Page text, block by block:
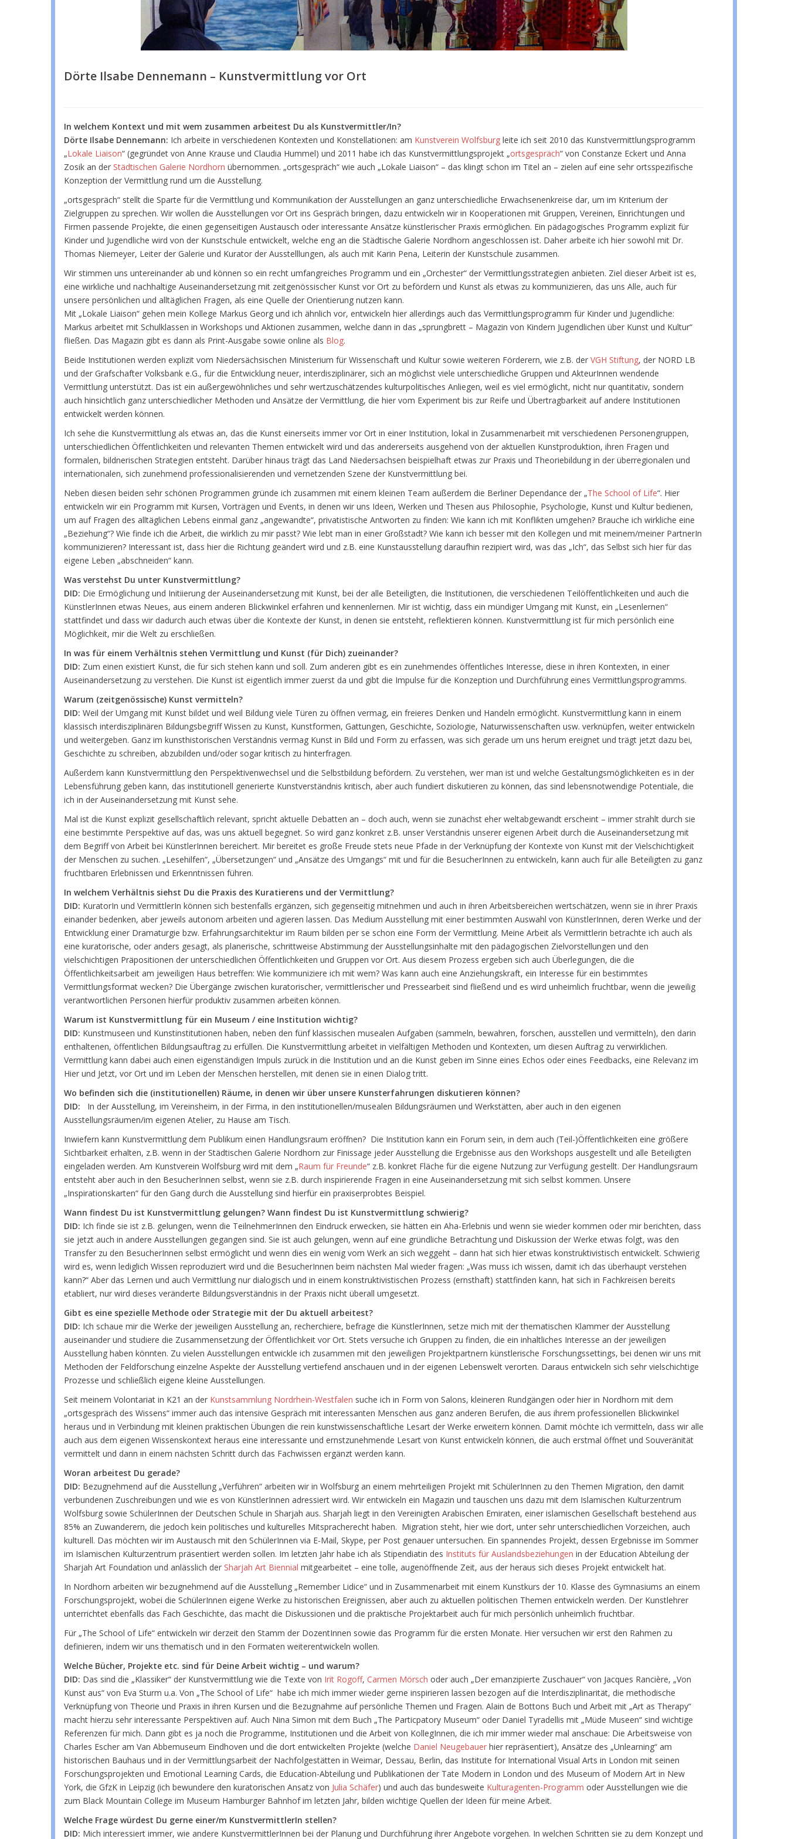
Dörte Ilsabe Dennemann – Kunstvermittlung vor Ort
In welchem Kontext und mit wem zusammen arbeitest Du als Kunstvermittler/In?
Dörte Ilsabe Dennemann: Ich arbeite in verschiedenen Kontexten und Konstellationen: am Kunstverein Wolfsburg leite ich seit 2010 das Kunstvermittlungsprogramm
„Lokale Liaison“ (gegründet von Anne Krause und Claudia Hummel) und 2011 habe ich das Kunstvermittlungsprojekt „ortsgespräch“ von Constanze Eckert und Anna
Zosik an der Städtischen Galerie Nordhorn übernommen. „ortsgespräch“ wie auch „Lokale Liaison“ – das klingt schon im Titel an – zielen auf eine sehr ortsspezifische
Konzeption der Vermittlung rund um die Ausstellung.
„ortsgespräch“ stellt die Sparte für die Vermittlung und Kommunikation der Ausstellungen an ganz unterschiedliche Erwachsenenkreise dar, um im Kriterium der
Zielgruppen zu sprechen. Wir wollen die Ausstellungen vor Ort ins Gespräch bringen, dazu entwickeln wir in Kooperationen mit Gruppen, Vereinen, Einrichtungen und
Firmen passende Projekte, die einen gegenseitigen Austausch oder interessante Ansätze künstlerischer Praxis ermöglichen. Ein pädagogisches Programm explizit für
Kinder und Jugendliche wird von der Kunstschule entwickelt, welche eng an die Städtische Galerie Nordhorn angeschlossen ist. Daher arbeite ich hier sowohl mit Dr.
Thomas Niemeyer, Leiter der Galerie und Kurator der Ausstelllungen, als auch mit Karin Pena, Leiterin der Kunstschule zusammen.
Wir stimmen uns untereinander ab und können so ein recht umfangreiches Programm und ein „Orchester“ der Vermittlungsstrategien anbieten. Ziel dieser Arbeit ist es,
eine wirkliche und nachhaltige Auseinandersetzung mit zeitgenössischer Kunst vor Ort zu befördern und Kunst als etwas zu kommunizieren, das uns Alle, auch für
unsere persönlichen und alltäglichen Fragen, als eine Quelle der Orientierung nutzen kann.
Mit „Lokale Liaison“ gehen mein Kollege Markus Georg und ich ähnlich vor, entwickeln hier allerdings auch das Vermittlungsprogramm für Kinder und Jugendliche:
Markus arbeitet mit Schulklassen in Workshops und Aktionen zusammen, welche dann in das „sprungbrett – Magazin von Kindern Jugendlichen über Kunst und Kultur“
fließen. Das Magazin gibt es dann als Print-Ausgabe sowie online als Blog.
Beide Institutionen werden explizit vom Niedersächsischen Ministerium für Wissenschaft und Kultur sowie weiteren Förderern, wie z.B. der VGH Stiftung, der NORD LB
und der Grafschafter Volksbank e.G., für die Entwicklung neuer, interdisziplinärer, sich an möglichst viele unterschiedliche Gruppen und AkteurInnen wendende
Vermittlung unterstützt. Das ist ein außergewöhnliches und sehr wertzuschätzendes kulturpolitisches Anliegen, weil es viel ermöglicht, nicht nur quantitativ, sondern
auch hinsichtlich ganz unterschiedlicher Methoden und Ansätze der Vermittlung, die hier vom Experiment bis zur Reife und Übertragbarkeit auf andere Institutionen
entwickelt werden können.
Ich sehe die Kunstvermittlung als etwas an, das die Kunst einerseits immer vor Ort in einer Institution, lokal in Zusammenarbeit mit verschiedenen Personengruppen,
unterschiedlichen Öffentlichkeiten und relevanten Themen entwickelt wird und das andererseits ausgehend von der aktuellen Kunstproduktion, ihren Fragen und
formalen, bildnerischen Strategien entsteht. Darüber hinaus trägt das Land Niedersachsen beispielhaft etwas zur Praxis und Theoriebildung in der überregionalen und
internationalen, sich zunehmend professionalisierenden und vernetzenden Szene der Kunstvermittlung bei.
Neben diesen beiden sehr schönen Programmen gründe ich zusammen mit einem kleinen Team außerdem die Berliner Dependance der „The School of Life“. Hier
entwickeln wir ein Programm mit Kursen, Vorträgen und Events, in denen wir uns Ideen, Werken und Thesen aus Philosophie, Psychologie, Kunst und Kultur bedienen,
um auf Fragen des alltäglichen Lebens einmal ganz „angewandte“, privatistische Antworten zu finden: Wie kann ich mit Konflikten umgehen? Brauche ich wirkliche eine
„Beziehung“? Wie finde ich die Arbeit, die wirklich zu mir passt? Wie lebt man in einer Großstadt? Wie kann ich besser mit den Kollegen und mit meinem/meiner PartnerIn
kommunizieren? Interessant ist, dass hier die Richtung geändert wird und z.B. eine Kunstausstellung daraufhin rezipiert wird, was das „Ich“, das Selbst sich hier für das
eigene Leben „abschneiden“ kann.
Was verstehst Du unter Kunstvermittlung?
DID: Die Ermöglichung und Initiierung der Auseinandersetzung mit Kunst, bei der alle Beteiligten, die Institutionen, die verschiedenen Teilöffentlichkeiten und auch die
KünstlerInnen etwas Neues, aus einem anderen Blickwinkel erfahren und kennenlernen. Mir ist wichtig, dass ein mündiger Umgang mit Kunst, ein „Lesenlernen“
stattfindet und dass wir dadurch auch etwas über die Kontexte der Kunst, in denen sie entsteht, reflektieren können. Kunstvermittlung ist für mich persönlich eine
Möglichkeit, mir die Welt zu erschließen.
In was für einem Verhältnis stehen Vermittlung und Kunst (für Dich) zueinander?
DID: Zum einen existiert Kunst, die für sich stehen kann und soll. Zum anderen gibt es ein zunehmendes öffentliches Interesse, diese in ihren Kontexten, in einer
Auseinandersetzung zu verstehen. Die Kunst ist eigentlich immer zuerst da und gibt die Impulse für die Konzeption und Durchführung eines Vermittlungsprogramms.
Warum (zeitgenössische) Kunst vermitteln?
DID: Weil der Umgang mit Kunst bildet und weil Bildung viele Türen zu öffnen vermag, ein freieres Denken und Handeln ermöglicht. Kunstvermittlung kann in einem
klassisch interdisziplinären Bildungsbegriff Wissen zu Kunst, Kunstformen, Gattungen, Geschichte, Soziologie, Naturwissenschaften usw. verknüpfen, weiter entwickeln
und weitergeben. Ganz im kunsthistorischen Verständnis vermag Kunst in Bild und Form zu erfassen, was sich gerade um uns herum ereignet und trägt jetzt dazu bei,
Geschichte zu schreiben, abzubilden und/oder sogar kritisch zu hinterfragen.
Außerdem kann Kunstvermittlung den Perspektivenwechsel und die Selbstbildung befördern. Zu verstehen, wer man ist und welche Gestaltungsmöglichkeiten es in der
Lebensführung geben kann, das institutionell generierte Kunstverständnis kritisch, aber auch fundiert diskutieren zu können, das sind lebensnotwendige Potentiale, die
ich in der Auseinandersetzung mit Kunst sehe.
Mal ist die Kunst explizit gesellschaftlich relevant, spricht aktuelle Debatten an – doch auch, wenn sie zunächst eher weltabgewandt erscheint – immer strahlt durch sie
eine bestimmte Perspektive auf das, was uns aktuell begegnet. So wird ganz konkret z.B. unser Verständnis unserer eigenen Arbeit durch die Auseinandersetzung mit
dem Begriff von Arbeit bei KünstlerInnen bereichert. Mir bereitet es große Freude stets neue Pfade in der Verknüpfung der Kontexte von Kunst mit der Vielschichtigkeit
der Menschen zu suchen. „Lesehilfen“, „Übersetzungen“ und „Ansätze des Umgangs“ mit und für die BesucherInnen zu entwickeln, kann auch für alle Beteiligten zu ganz
fruchtbaren Erlebnissen und Erkenntnissen führen.
In welchem Verhältnis siehst Du die Praxis des Kuratierens und der Vermittlung?
DID: KuratorIn und VermittlerIn können sich bestenfalls ergänzen, sich gegenseitig mitnehmen und auch in ihren Arbeitsbereichen wertschätzen, wenn sie in ihrer Praxis
einander bedenken, aber jeweils autonom arbeiten und agieren lassen. Das Medium Ausstellung mit einer bestimmten Auswahl von KünstlerInnen, deren Werke und der
Entwicklung einer Dramaturgie bzw. Erfahrungsarchitektur im Raum bilden per se schon eine Form der Vermittlung. Meine Arbeit als Vermittlerin betrachte ich auch als
eine kuratorische, oder anders gesagt, als planerische, schrittweise Abstimmung der Ausstellungsinhalte mit den pädagogischen Zielvorstellungen und den
vielschichtigen Präpositionen der unterschiedlichen Öffentlichkeiten und Gruppen vor Ort. Aus diesem Prozess ergeben sich auch Überlegungen, die die
Öffentlichkeitsarbeit am jeweiligen Haus betreffen: Wie kommuniziere ich mit wem? Was kann auch eine Anziehungskraft, ein Interesse für ein bestimmtes
Vermittlungsformat wecken? Die Übergänge zwischen kuratorischer, vermittlerischer und Pressearbeit sind fließend und es wird unheimlich fruchtbar, wenn die jeweilig
verantwortlichen Personen hierfür produktiv zusammen arbeiten können.
Warum ist Kunstvermittlung für ein Museum / eine Institution wichtig?
DID: Kunstmuseen und Kunstinstitutionen haben, neben den fünf klassischen musealen Aufgaben (sammeln, bewahren, forschen, ausstellen und vermitteln), den darin
enthaltenen, öffentlichen Bildungsauftrag zu erfüllen. Die Kunstvermittlung arbeitet in vielfältigen Methoden und Kontexten, um diesen Auftrag zu verwirklichen.
Vermittlung kann dabei auch einen eigenständigen Impuls zurück in die Institution und an die Kunst geben im Sinne eines Echos oder eines Feedbacks, eine Relevanz im
Hier und Jetzt, vor Ort und im Leben der Menschen herstellen, mit denen sie in einen Dialog tritt.
Wo befinden sich die (institutionellen) Räume, in denen wir über unsere Kunsterfahrungen diskutieren können?
DID: In der Ausstellung, im Vereinsheim, in der Firma, in den institutionellen/musealen Bildungsräumen und Werkstätten, aber auch in den eigenen
Ausstellungsräumen/im eigenen Atelier, zu Hause am Tisch.
Inwiefern kann Kunstvermittlung dem Publikum einen Handlungsraum eröffnen? Die Institution kann ein Forum sein, in dem auch (Teil-)Öffentlichkeiten eine größere
Sichtbarkeit erhalten, z.B. wenn in der Städtischen Galerie Nordhorn zur Finissage jeder Ausstellung die Ergebnisse aus den Workshops ausgestellt und alle Beteiligten
eingeladen werden. Am Kunstverein Wolfsburg wird mit dem „Raum für Freunde“ z.B. konkret Fläche für die eigene Nutzung zur Verfügung gestellt. Der Handlungsraum
entsteht aber auch in den BesucherInnen selbst, wenn sie z.B. durch inspirierende Fragen in eine Auseinandersetzung mit sich selbst kommen. Unsere
„Inspirationskarten“ für den Gang durch die Ausstellung sind hierfür ein praxiserprobtes Beispiel.
Wann findest Du ist Kunstvermittlung gelungen? Wann findest Du ist Kunstvermittlung schwierig?
DID: Ich finde sie ist z.B. gelungen, wenn die TeilnehmerInnen den Eindruck erwecken, sie hätten ein Aha-Erlebnis und wenn sie wieder kommen oder mir berichten, dass
sie jetzt auch in andere Ausstellungen gegangen sind. Sie ist auch gelungen, wenn auf eine gründliche Betrachtung und Diskussion der Werke etwas folgt, was den
Transfer zu den BesucherInnen selbst ermöglicht und wenn dies ein wenig vom Werk an sich weggeht – dann hat sich hier etwas konstruktivistisch entwickelt. Schwierig
wird es, wenn lediglich Wissen reproduziert wird und die BesucherInnen beim nächsten Mal wieder fragen: „Was muss ich wissen, damit ich das überhaupt verstehen
kann?“ Aber das Lernen und auch Vermittlung nur dialogisch und in einem konstruktivistischen Prozess (ernsthaft) stattfinden kann, hat sich in Fachkreisen bereits
etabliert, nur wird dieses veränderte Bildungsverständnis in der Praxis nicht überall umgesetzt.
Gibt es eine spezielle Methode oder Strategie mit der Du aktuell arbeitest?
DID: Ich schaue mir die Werke der jeweiligen Ausstellung an, recherchiere, befrage die KünstlerInnen, setze mich mit der thematischen Klammer der Ausstellung
auseinander und studiere die Zusammensetzung der Öffentlichkeit vor Ort. Stets versuche ich Gruppen zu finden, die ein inhaltliches Interesse an der jeweiligen
Ausstellung haben könnten. Zu vielen Ausstellungen entwickle ich zusammen mit den jeweiligen Projektpartnern künstlerische Forschungssettings, bei denen wir uns mit
Methoden der Feldforschung einzelne Aspekte der Ausstellung vertiefend anschauen und in der eigenen Lebenswelt verorten. Daraus entwickeln sich sehr vielschichtige
Prozesse und schließlich eigene kleine Ausstellungen.
Seit meinem Volontariat in K21 an der Kunstsammlung Nordrhein-Westfalen suche ich in Form von Salons, kleineren Rundgängen oder hier in Nordhorn mit dem
„ortsgespräch des Wissens“ immer auch das intensive Gespräch mit interessanten Menschen aus ganz anderen Berufen, die aus ihrem professionellen Blickwinkel
heraus und in Verbindung mit kleinen praktischen Übungen die rein kunstwissenschaftliche Lesart der Werke erweitern können. Damit möchte ich vermitteln, dass wir alle
auch aus dem eigenen Wissenskontext heraus eine interessante und ernstzunehmende Lesart von Kunst entwickeln können, die auch erstmal öffnet und Souveränität
vermittelt und dann in einem nächsten Schritt durch das Fachwissen ergänzt werden kann.
Woran arbeitest Du gerade?
DID: Bezugnehmend auf die Ausstellung „Verführen“ arbeiten wir in Wolfsburg an einem mehrteiligen Projekt mit SchülerInnen zu den Themen Migration, den damit
verbundenen Zuschreibungen und wie es von KünstlerInnen adressiert wird. Wir entwickeln ein Magazin und tauschen uns dazu mit dem Islamischen Kulturzentrum
Wolfsburg sowie SchülerInnen der Deutschen Schule in Sharjah aus. Sharjah liegt in den Vereinigten Arabischen Emiraten, einer islamischen Gesellschaft bestehend aus
85% an Zuwanderern, die jedoch kein politisches und kulturelles Mitspracherecht haben. Migration steht, hier wie dort, unter sehr unterschiedlichen Vorzeichen, auch
kulturell. Das möchten wir im Austausch mit den SchülerInnen via E-Mail, Skype, per Post genauer untersuchen. Ein spannendes Projekt, dessen Ergebnisse im Sommer
im Islamischen Kulturzentrum präsentiert werden sollen. Im letzten Jahr habe ich als Stipendiatin des Instituts für Auslandsbeziehungen in der Education Abteilung der
Sharjah Art Foundation und anlässlich der Sharjah Art Biennial mitgearbeitet – eine tolle, augenöffnende Zeit, aus der heraus sich dieses Projekt entwickelt hat.
In Nordhorn arbeiten wir bezugnehmend auf die Ausstellung „Remember Lidice“ und in Zusammenarbeit mit einem Kunstkurs der 10. Klasse des Gymnasiums an einem
Forschungsprojekt, wobei die SchülerInnen eigene Werke zu historischen Ereignissen, aber auch zu aktuellen politischen Themen entwickeln werden. Der Kunstlehrer
unterrichtet ebenfalls das Fach Geschichte, das macht die Diskussionen und die praktische Projektarbeit auch für mich persönlich unheimlich fruchtbar.
Für „The School of Life“ entwickeln wir derzeit den Stamm der DozentInnen sowie das Programm für die ersten Monate. Hier versuchen wir erst den Rahmen zu
definieren, indem wir uns thematisch und in den Formaten weiterentwickeln wollen.
Welche Bücher, Projekte etc. sind für Deine Arbeit wichtig – und warum?
DID: Das sind die „Klassiker“ der Kunstvermittlung wie die Texte von Irit Rogoff, Carmen Mörsch oder auch „Der emanzipierte Zuschauer“ von Jacques Rancière, „Von
Kunst aus“ von Eva Sturm u.a. Von „The School of Life“ habe ich mich immer wieder gerne inspirieren lassen bezogen auf die Interdisziplinarität, die methodische
Verknüpfung von Theorie und Praxis in ihren Kursen und die Bezugnahme auf persönliche Themen und Fragen. Alain de Bottons Buch und Arbeit mit „Art as Therapy“
macht hierzu sehr interessante Perspektiven auf. Auch Nina Simon mit dem Buch „The Particpatory Museum“ oder Daniel Tyradellis mit „Müde Museen“ sind wichtige
Referenzen für mich. Dann gibt es ja noch die Programme, Institutionen und die Arbeit von KollegInnen, die ich mir immer wieder mal anschaue: Die Arbeitsweise von
Charles Escher am Van Abbemuseum Eindhoven und die dort entwickelten Projekte (welche Daniel Neugebauer hier repräsentiert), Ansätze des „Unlearning“ am
historischen Bauhaus und in der Vermittlungsarbeit der Nachfolgestätten in Weimar, Dessau, Berlin, das Institute for International Visual Arts in London mit seinen
Forschungsprojekten und Emotional Learning Cards, die Education-Abteilung und Publikationen der Tate Modern in London und des Museum of Modern Art in New
York, die GfzK in Leipzig (ich bewundere den kuratorischen Ansatz von Julia Schäfer) und auch das bundesweite Kulturagenten-Programm oder Ausstellungen wie die
zum Black Mountain College im Museum Hamburger Bahnhof im letzten Jahr, bilden wichtige Quellen der Ideen für meine Arbeit.
Welche Frage würdest Du gerne einer/m KunstvermittlerIn stellen?
DID: Mich interessiert immer, wie andere KunstvermittlerInnen bei der Planung und Durchführung ihrer Angebote vorgehen. In welchen Schritten sie zu dem Konzept und